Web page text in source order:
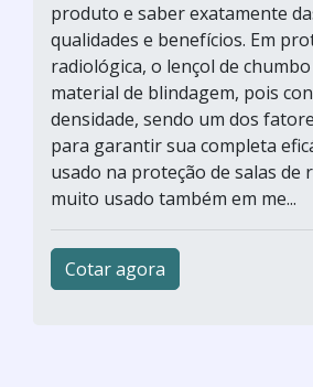
produto e saber exatamente
qualidades e benefícios. Em
radiológica, o lençol de
material de blindagem, pois
densidade, sendo um dos
para garantir sua completa
usado na proteção de salas de
muito usado também em me...
Cotar agora